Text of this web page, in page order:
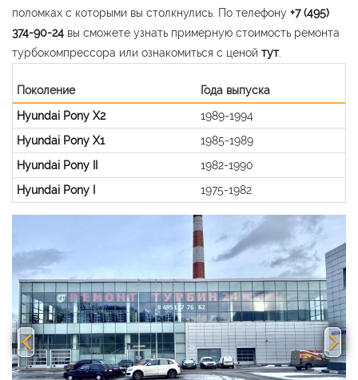
поломках с которыми вы столкнулись. По телефону +7 (495)
374-90-24 вы сможете узнать примерную стоимость ремонта
турбокомпрессора или ознакомиться с ценой тут
Поколение
Года выпуска
Hyundai Pony X2
1989-1994
Hyundai Pony X1
1985-1989
Hyundai Pony II
1982-1990
Hyundai Pony I
1975-1982